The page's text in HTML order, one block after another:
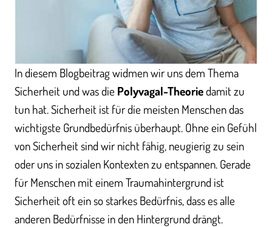
In diesem Blogbeitrag widmen wir uns dem Thema
Sicherheit und was die Polyvagal-Theoriedamit zu
tun hat. Sicherheit ist für die meisten Menschen das
wichtigste Grundbedürfnis überhaupt. Ohne ein Gefühl
von Sicherheit sind wir nicht fähig, neugierig zu sein
oder uns in sozialen Kontexten zu entspannen. Gerade
für Menschen mit einem Traumahintergrund ist
Sicherheit oft ein so starkes Bedürfnis, dass es alle
anderen Bedürfnisse in den Hintergrund drängt.